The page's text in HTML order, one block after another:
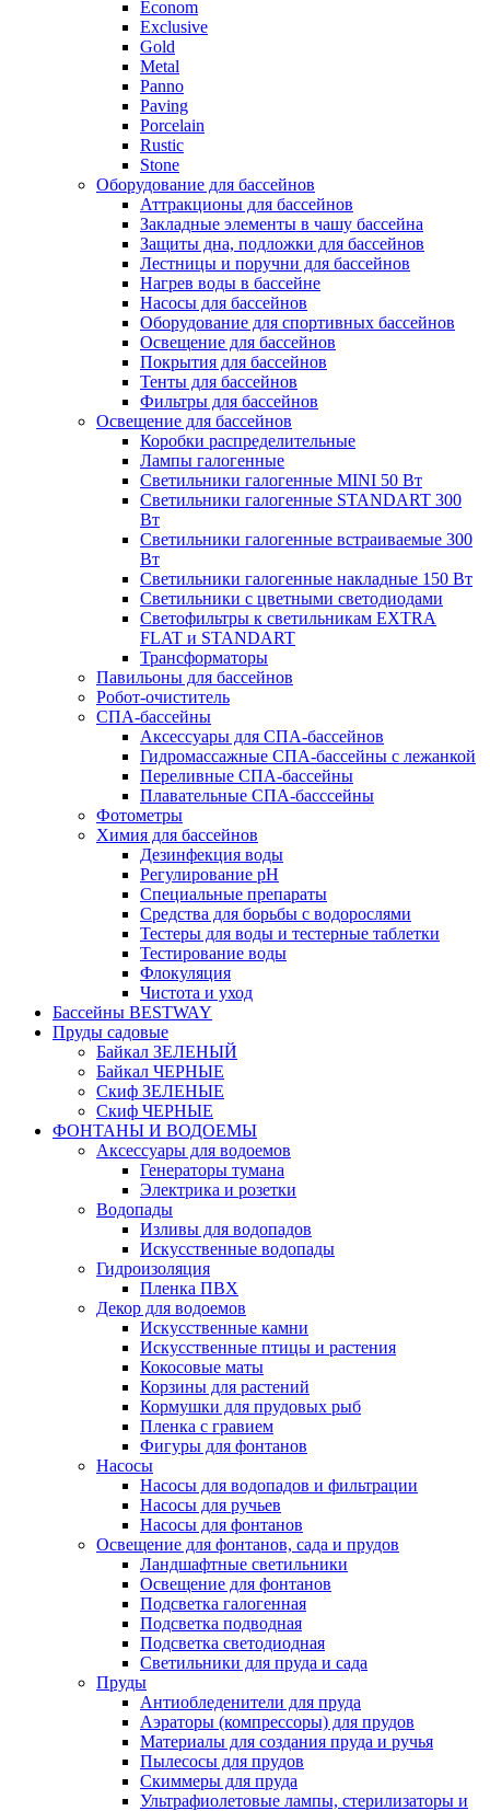
Econom
Exclusive
Gold
Metal
Panno
Paving
Porcelain
Rustic
Stone
Оборудование для бассейнов
Аттракционы для бассейнов
Закладные элементы в чашу бассейна
Защиты дна, подложки для бассейнов
Лестницы и поручни для бассейнов
Нагрев воды в бассейне
Насосы для бассейнов
Оборудование для спортивных бассейнов
Освещение для бассейнов
Покрытия для бассейнов
Тенты для бассейнов
Фильтры для бассейнов
Освещение для бассейнов
Коробки распределительные
Лампы галогенные
Светильники галогенные MINI 50 Вт
Светильники галогенные STANDART 300
Вт
Светильники галогенные встраиваемые 300
Вт
Светильники галогенные накладные 150 Вт
Светильники с цветными светодиодами
Светофильтры к светильникам EXTRA
FLAT и STANDART
Трансформаторы
Павильоны для бассейнов
Робот-очиститель
СПА-бассейны
Аксессуары для СПА-бассейнов
Гидромассажные СПА-бассейны с лежанкой
Переливные СПА-бассейны
Плавательные СПА-басссейны
Фотометры
Химия для бассейнов
Дезинфекция воды
Регулирование pH
Специальные препараты
Средства для борьбы с водорослями
Тестеры для воды и тестерные таблетки
Тестирование воды
Флокуляция
Чистота и уход
Бассейны BESTWAY
Пруды садовые
Байкал ЗЕЛЕНЫЙ
Байкал ЧЕРНЫЕ
Скиф ЗЕЛЕНЫЕ
Скиф ЧЕРНЫЕ
ФОНТАНЫ И ВОДОЕМЫ
Аксессуары для водоемов
Генераторы тумана
Электрика и розетки
Водопады
Изливы для водопадов
Искусственные водопады
Гидроизоляция
Пленка ПВХ
Декор для водоемов
Искусственные камни
Искусственные птицы и растения
Кокосовые маты
Корзины для растений
Кормушки для прудовых рыб
Пленка с гравием
Фигуры для фонтанов
Насосы
Насосы для водопадов и фильтрации
Насосы для ручьев
Насосы для фонтанов
Освещение для фонтанов, сада и прудов
Ландшафтные светильники
Освещение для фонтанов
Подсветка галогенная
Подсветка подводная
Подсветка светодиодная
Светильники для пруда и сада
Пруды
Антиобледенители для пруда
Аэраторы (компрессоры) для прудов
Материалы для создания пруда и ручья
Пылесосы для прудов
Скиммеры для пруда
Ультрафиолетовые лампы, стерилизаторы и